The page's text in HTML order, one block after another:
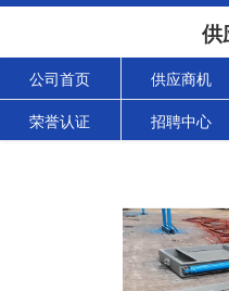
供
公司首页 供应商机
荣誉认证 招聘中心